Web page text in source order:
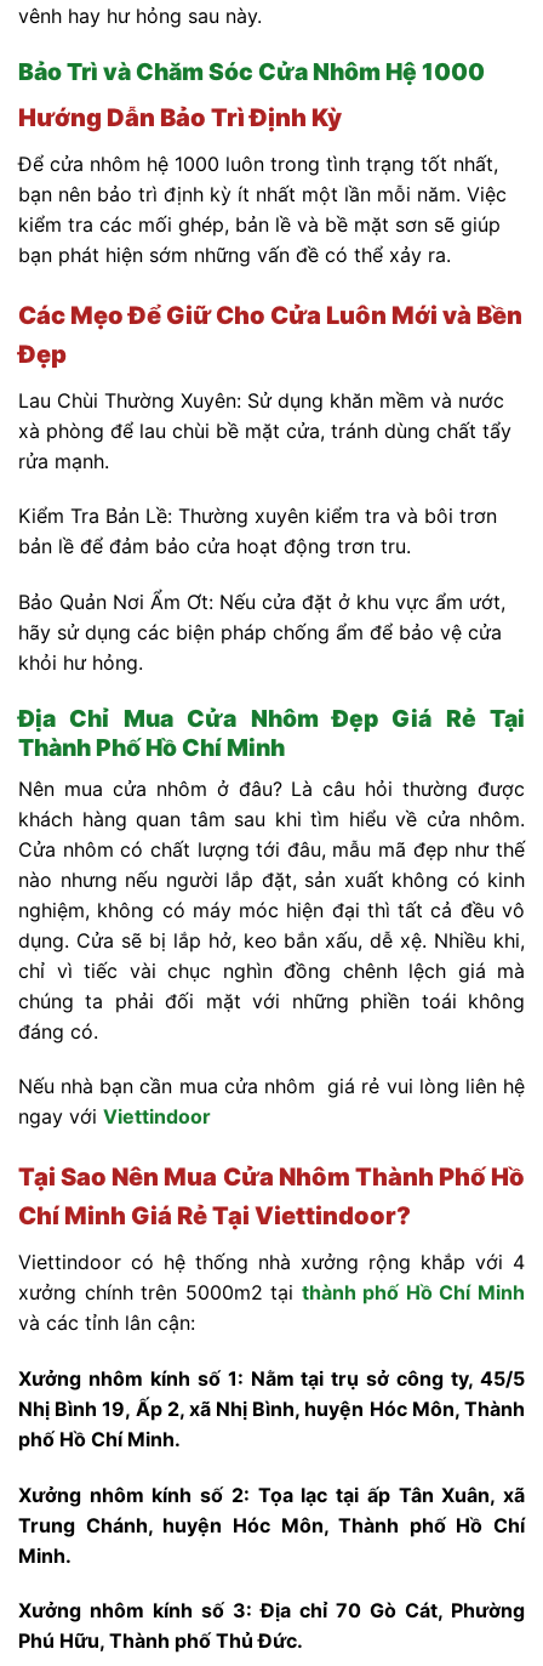
vênh hay hư hỏng sau này.
Bảo Trì và Chăm Sóc Cửa Nhôm Hệ 1000
Hướng Dẫn Bảo Trì Định Kỳ
Để cửa nhôm hệ 1000 luôn trong tình trạng tốt nhất,
bạn nên bảo trì định kỳ ít nhất một lần mỗi năm. Việc
kiểm tra các mối ghép, bản lề và bề mặt sơn sẽ giúp
bạn phát hiện sớm những vấn đề có thể xảy ra.
Các Mẹo Để Giữ Cho Cửa Luôn Mới và Bền
Đẹp
Lau Chùi Thường Xuyên: Sử dụng khăn mềm và nước
xà phòng để lau chùi bề mặt cửa, tránh dùng chất tẩy
rửa mạnh.
Kiểm Tra Bản Lề: Thường xuyên kiểm tra và bôi trơn
bản lề để đảm bảo cửa hoạt động trơn tru.
Bảo Quản Nơi Ẩm Ơt: Nếu cửa đặt ở khu vực ẩm ướt,
hãy sử dụng các biện pháp chống ẩm để bảo vệ cửa
khỏi hư hỏng.
Địa Chỉ Mua Cửa Nhôm Đẹp Giá Rẻ Tại
Thành Phố Hồ Chí Minh
Nên mua cửa nhôm ở đâu? Là câu hỏi thường được
khách hàng quan tâm sau khi tìm hiểu về cửa nhôm.
Cửa nhôm có chất lượng tới đâu, mẫu mã đẹp như thế
nào nhưng nếu người lắp đặt, sản xuất không có kinh
nghiệm, không có máy móc hiện đại thì tất cả đều vô
dụng. Cửa sẽ bị lắp hở, keo bắn xấu, dễ xệ. Nhiều khi,
chỉ vì tiếc vài chục nghìn đồng chênh lệch giá mà
chúng ta phải đối mặt với những phiền toái không
đáng có.
Nếu nhà bạn cần mua cửa nhôm giá rẻ vui lòng liên hệ
ngay với Viettindoor
Tại Sao Nên Mua Cửa Nhôm Thành Phố Hồ
Chí Minh Giá Rẻ Tại Viettindoor?
Viettindoor có hệ thống nhà xưởng rộng khắp với 4
xưởng chính trên 5000m2 tại thành phố Hồ Chí Minh
và các tỉnh lân cận:
Xưởng nhôm kính số 1: Nằm tại trụ sở công ty, 45/5
Nhị Bình 19, Ấp 2, xã Nhị Bình, huyện Hóc Môn, Thành
phố Hồ Chí Minh.
Xưởng nhôm kính số 2: Tọa lạc tại ấp Tân Xuân, xã
Trung Chánh, huyện Hóc Môn, Thành phố Hồ Chí
Minh.
Xưởng nhôm kính số 3: Địa chỉ 70 Gò Cát, Phường
Phú Hữu, Thành phố Thủ Đức.